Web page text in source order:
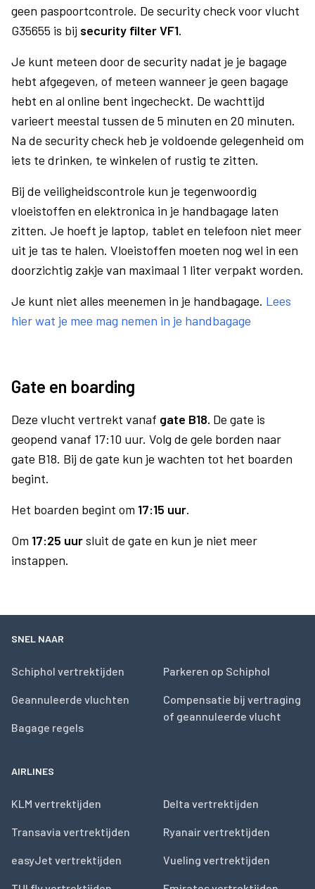
geen paspoortcontrole. De security check voor vlucht
G35655 is bij security filter VF1.
Je kunt meteen door de security nadat je je bagage
hebt afgegeven, of meteen wanneer je geen bagage
hebt en al online bent ingecheckt. De wachttijd
varieert meestal tussen de 5 minuten en 20 minuten.
Na de security check heb je voldoende gelegenheid om
iets te drinken, te winkelen of rustig te zitten.
Bij de veiligheidscontrole kun je tegenwoordig
vloeistoffen en elektronica in je handbagage laten
zitten. Je hoeft je laptop, tablet en telefoon niet meer
uit je tas te halen. Vloeistoffen moeten nog wel in een
doorzichtig zakje van maximaal 1 liter verpakt worden.
Je kunt niet alles meenemen in je handbagage. Lees
hier wat je mee mag nemen in je handbagage
Gate en boarding
Deze vlucht vertrekt vanaf gate B18. De gate is
geopend vanaf 17:10 uur. Volg de gele borden naar
gate B18. Bij de gate kun je wachten tot het boarden
begint.
Het boarden begint om 17:15 uur.
Om 17:25 uursluit de gate en kun je niet meer
instappen.
SNEL NAAR
Schiphol vertrektijden
Geannuleerde vluchten
Bagage regels
Parkeren op Schiphol
Compensatie bij vertraging
of geannuleerde vlucht
AIRLINES
KLM vertrektijden
Transavia vertrektijden
easyJet vertrektijden
Delta vertrektijden
Ryanair vertrektijden
Vueling vertrektijden